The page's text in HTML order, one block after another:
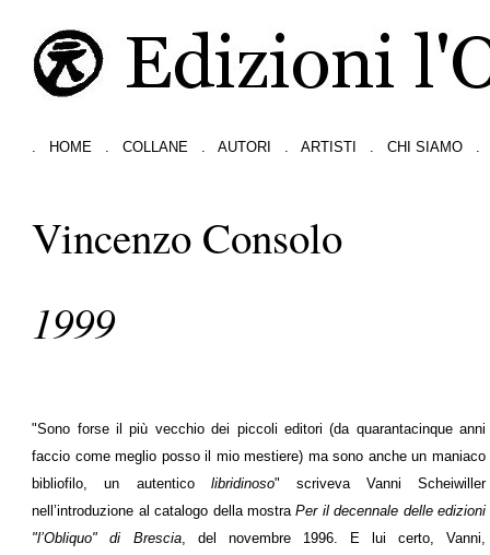
HOME COLLANE AUTORI ARTISTI CHI SIAMO
Vincenzo Consolo
1999
"Sono forse il più vecchio dei piccoli editori (da quarantacinque anni
faccio come meglio posso il mio mestiere) ma sono anche un maniaco
bibliofilo, un autentico libridinoso" scriveva Vanni Scheiwiller
nell’introduzione al catalogo della mostraPer il decennale delle edizioni
"l’Obliquo" di Brescia, del novembre 1996. E lui certo, Vanni,